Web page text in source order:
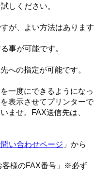
しください。
が、よい方法はあります
事が可能です。
への指定が可能です。
一度にできるようになっ
表示させてプリンターで
ませ。FAX送信先は、
い合わせページ 」から
客様のFAX番号」※必ず